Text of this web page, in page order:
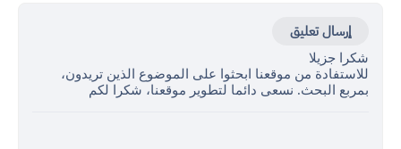
إرسال تعليق
شكرا جزيلا
للاستفادة من موقعنا ابحثوا على الموضوع الذين تريدون،
بمربع البحث. نسعى دائما لتطوير موقعنا، شكرا لكم